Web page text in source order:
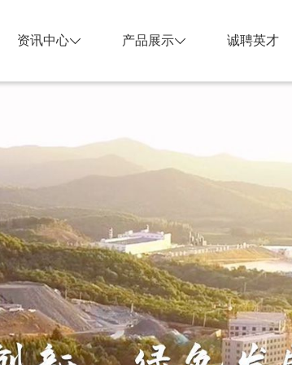
资讯中心 产品展示 诚聘英才